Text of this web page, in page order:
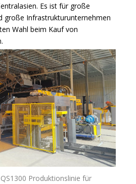
Es ist für große
große Infrastrukturunternehmen
Wahl beim Kauf von
Produktionslinie für